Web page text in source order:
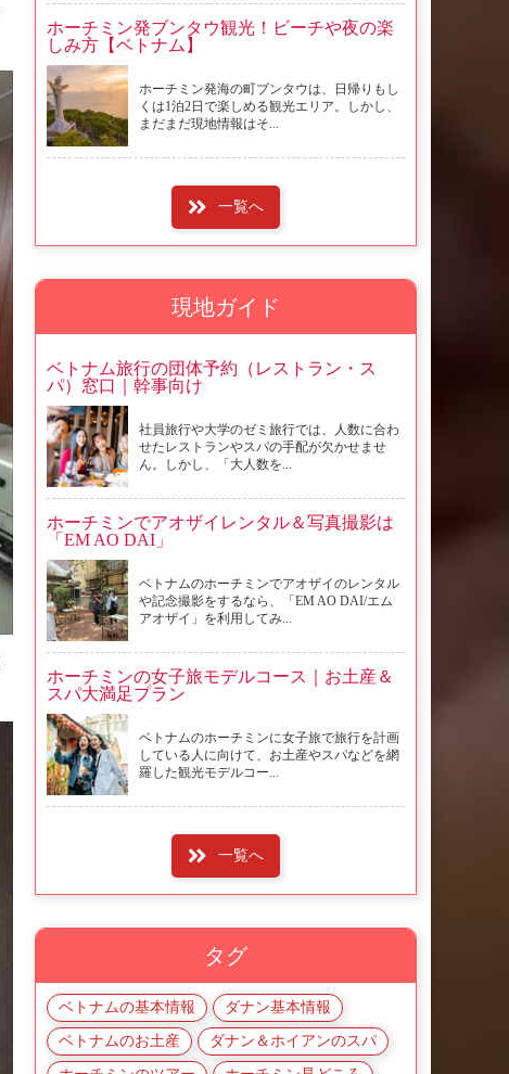
ホーチミン発ブンタウ観光！ビーチや夜の楽
しみ方【ベトナム】
ホーチミン発海の町ブンタウは、日帰りもし
くは1泊2日で楽しめる観光エリア。しかし、
まだまだ現地情報はそ...
一覧へ
現地ガイド
ベトナム旅行の団体予約（レストラン・ス
パ）窓口｜幹事向け
社員旅行や大学のゼミ旅行では、人数に合わ
せたレストランやスパの手配が欠かせませ
ん。しかし、「大人数を...
ホーチミンでアオザイレンタル＆写真撮影は
「EM AO DAI」
ベトナムのホーチミンでアオザイのレンタル
や記念撮影をするなら、「EM AO DAI/エム
アオザイ」を利用してみ...
ホーチミンの女子旅モデルコース｜お土産＆
スパ大満足プラン
ベトナムのホーチミンに女子旅で旅行を計画
している人に向けて、お土産やスパなどを網
羅した観光モデルコー...
一覧へ
タグ
ベトナムの基本情報 ダナン基本情報
ベトナムのお土産 ダナン＆ホイアンのスパ